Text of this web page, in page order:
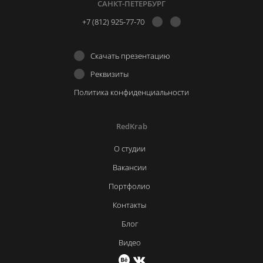
САНКТ-ПЕТЕРБУРГ
+7 (812) 925-77-70
Скачать презентацию
Реквизиты
Политика конфиденциальности
RedKrab
О студии
Вакансии
Портфолио
Контакты
Блог
Видео